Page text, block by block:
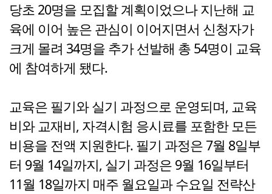
당초 20명을 모집할 계획이었으나 지난해 교
육에 이어 높은 관심이 이어지면서 신청자가
크게 몰려 34명을 추가 선발해 총 54명이 교육
에 참여하게 됐다.
교육은 필기와 실기 과정으로 운영되며, 교육
비와 교재비, 자격시험 응시료를 포함한 모든
비용을 전액 지원한다. 필기 과정은 7월 8일부
터 9월 14일까지, 실기 과정은 9월 16일부터
11월 18일까지 매주 월요일과 수요일 전략산